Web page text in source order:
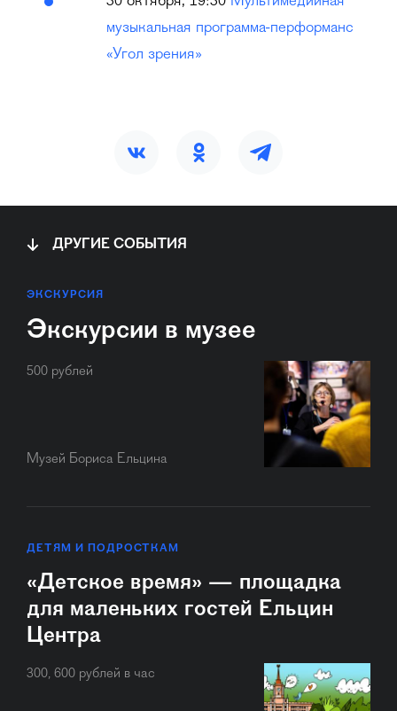
музыкальная программа-перформанс
«Угол зрения»
ДРУГИЕ СОБЫТИЯ
ЭКСКУРСИЯ
Экскурсии в музее
500 рублей
Музей Бориса Ельцина
ДЕТЯМ И ПОДРОСТКАМ
«Детское время» — площадка
для маленьких гостей Ельцин
Центра
300, 600 рублей в час